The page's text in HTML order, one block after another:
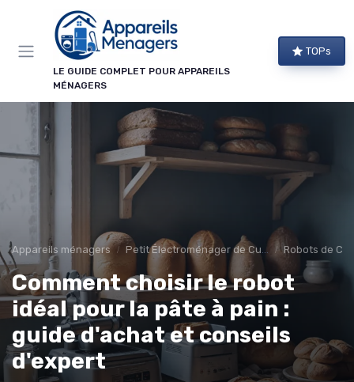
LE GUIDE COMPLET POUR APPAREILS
MÉNAGERS
TOPs
Appareils ménagers Petit Électroménager de Cuisine Robots de
Comment choisir le robot
idéal pour la pâte à pain :
guide d'achat et conseils
d'expert
Panneau de gestion des cookies